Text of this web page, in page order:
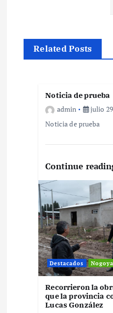
ó
Related Posts
Noticia de prueba
admin
julio
Noticia de prueba
Continue
Destacados Nogoya
Recorrieron la
que la provincia
Lucas González